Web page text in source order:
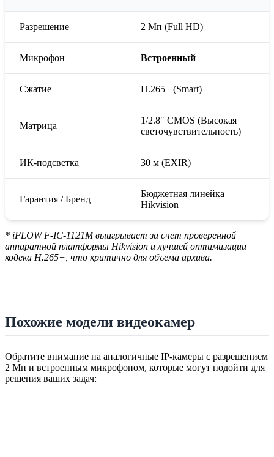
Разрешение 2 Мп (Full HD)
Микрофон Встроенный
Сжатие H.265+ (Smart)
Матрица
1/2.8″ CMOS (Высокая
светочувствительность)
ИК-подсветка 30 м (EXIR)
Гарантия / Бренд
Бюджетная линейка
Hikvision
* iFLOW F-IC-1121M выигрывает за счет проверенной
аппаратной платформы Hikvision и лучшей оптимизации
кодека H.265+, что критично для объема архива.
Похожие модели видеокамер
Обратите внимание на аналогичные IP-камеры с разрешением
2 Мп и встроенным микрофоном, которые могут подойти для
решения ваших задач: